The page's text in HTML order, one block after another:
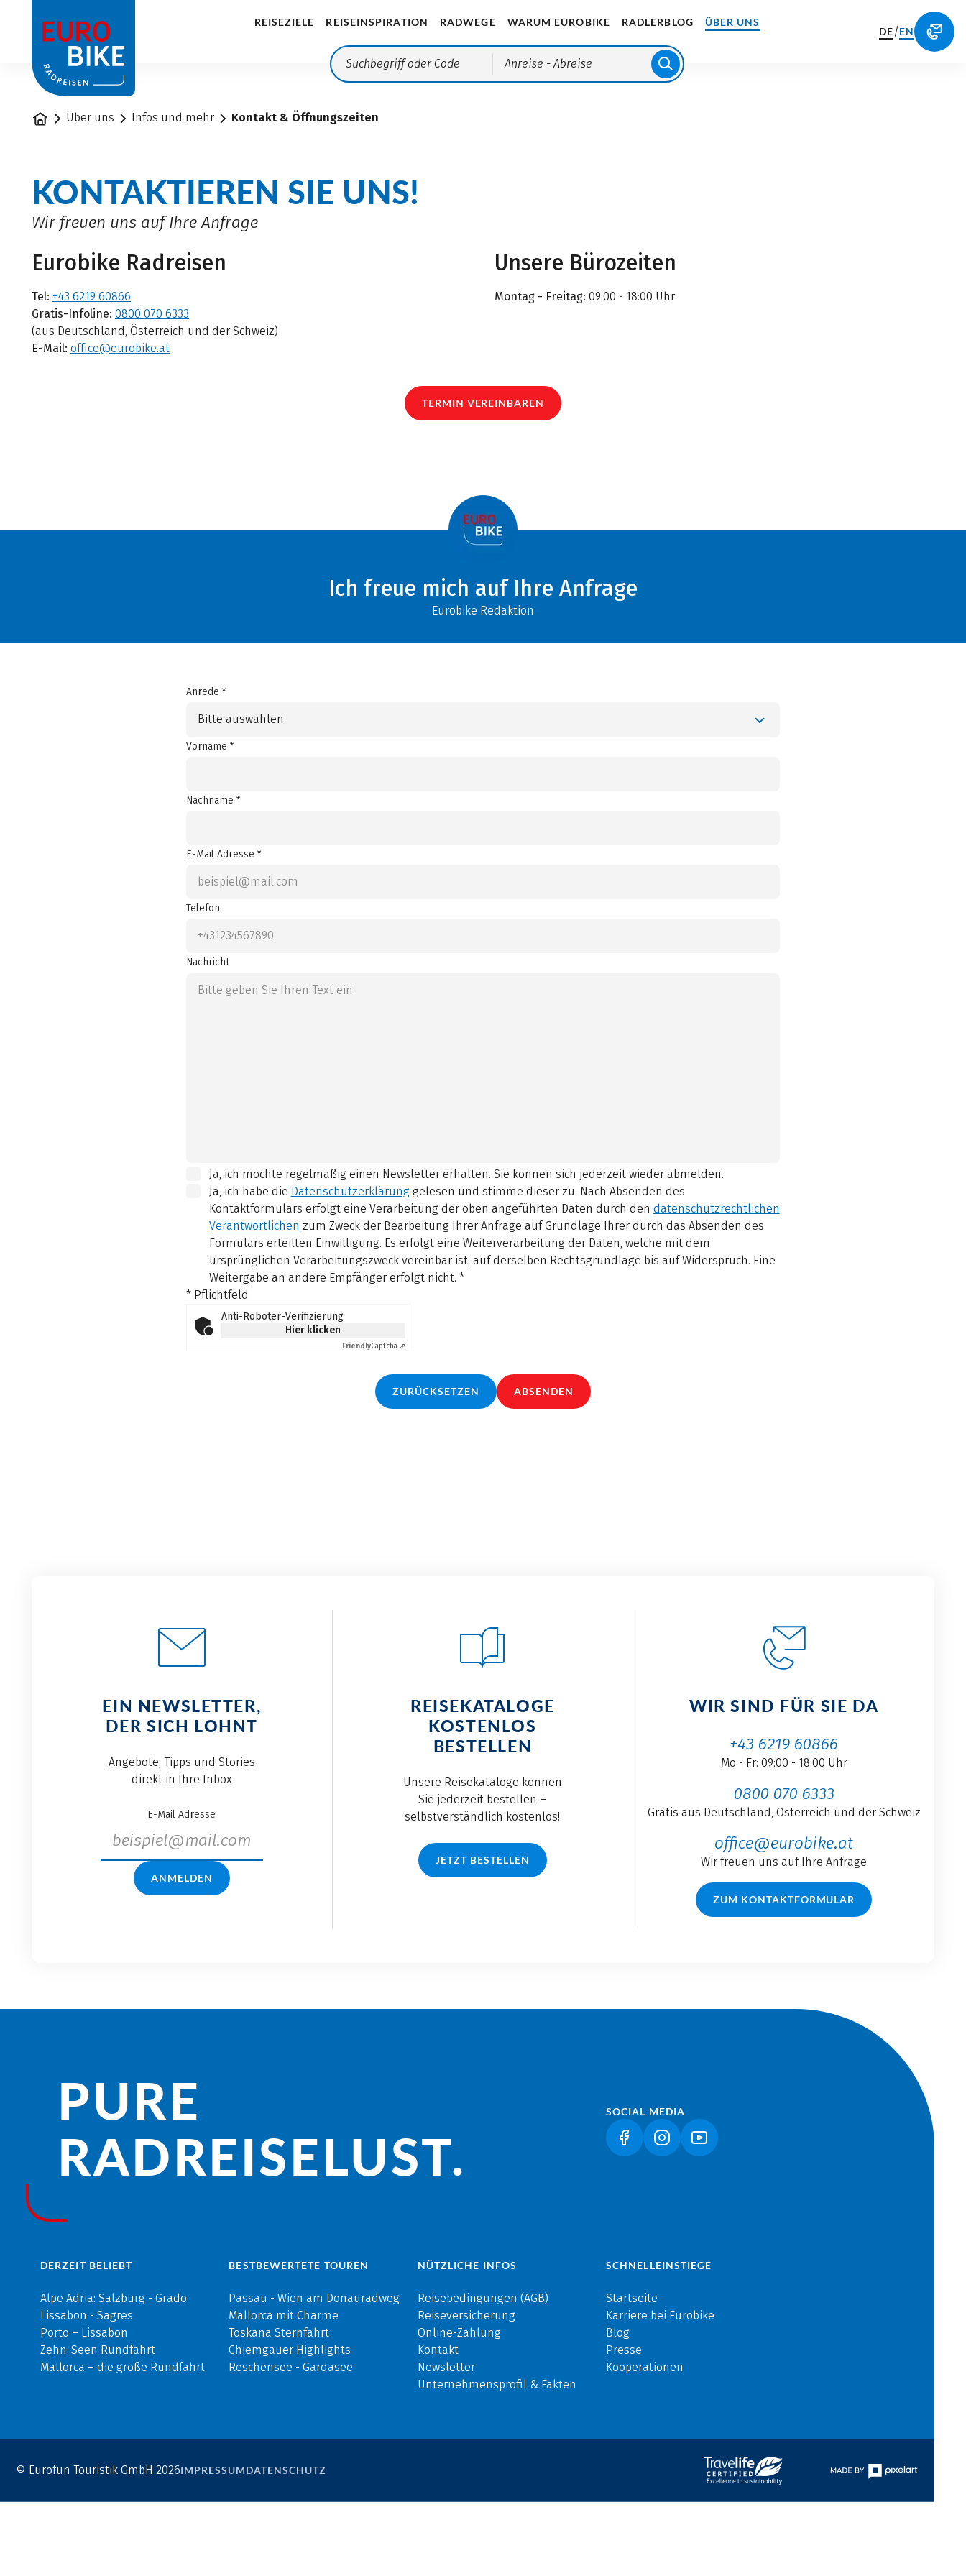
REISEZIELE REISEINSPIRATION RADWEGE WARUM EUROBIKE RADLERBLOG ÜBER UNS
Anreise - Abreise
DE/EN
StartseiteÜber uns Infos und mehr Kontakt & Öffnungszeiten
KONTAKTIEREN SIE UNS!
Wir freuen uns auf Ihre Anfrage
Eurobike Radreisen
Tel: +43 6219 60866
Gratis-Infoline: 0800 070 6333
(aus Deutschland, Österreich und der Schweiz)
E-Mail: office@eurobike.at
Unsere Bürozeiten
Montag - Freitag: 09:00 - 18:00 Uhr
TERMIN VEREINBAREN
Ich freue mich auf Ihre Anfrage
Eurobike Redaktion
Anrede *
Bitte auswählen
Vorname *
Nachname *
E-Mail Adresse *
Telefon
Nachricht
Ja, ich möchte regelmäßig einen Newsletter erhalten. Sie können sich jederzeit wieder abmelden.
Ja, ich habe die Datenschutzerklärunggelesen und stimme dieser zu. Nach Absenden des
Kontaktformulars erfolgt eine Verarbeitung der oben angeführten Daten durch den datenschutzrechtlichen
Verantwortlichen zum Zweck der Bearbeitung Ihrer Anfrage auf Grundlage Ihrer durch das Absenden des
Formulars erteilten Einwilligung. Es erfolgt eine Weiterverarbeitung der Daten, welche mit dem
ursprünglichen Verarbeitungszweck vereinbar ist, auf derselben Rechtsgrundlage bis auf Widerspruch. Eine
Weitergabe an andere Empfänger erfolgt nicht. *
* Pflichtfeld
Anti-Roboter-Verifizierung
Hier klicken
FriendlyCaptcha ⇗
ZURÜCKSETZEN ABSENDEN
EIN NEWSLETTER,
DER SICH LOHNT
Angebote, Tipps und Stories
direkt in Ihre Inbox
E-Mail Adresse
ANMELDEN
REISEKATALOGE
KOSTENLOS
BESTELLEN
Unsere Reisekataloge können
Sie jederzeit bestellen –
selbstverständlich kostenlos!
JETZT BESTELLEN
WIR SIND FÜR SIE DA
+43 6219 60866
Mo - Fr: 09:00 - 18:00 Uhr
0800 070 6333
Gratis aus Deutschland, Österreich und der Schweiz
office@eurobike.at
Wir freuen uns auf Ihre Anfrage
ZUM KONTAKTFORMULAR
PURE
RADREISE­LUST.
SOCIAL MEDIA
(LINK ÖFFNET IN NEUEM TAB)
(LINK ÖFFNET IN NEUEM TAB)
(LINK ÖFFNET IN NEUEM TAB)
DERZEIT BELIEBT
Alpe Adria: Salzburg - Grado
Lissabon - Sagres
Porto – Lissabon
Zehn-Seen Rundfahrt
Mallorca – die große Rundfahrt
BESTBEWERTETE TOUREN
Passau - Wien am Donauradweg
Mallorca mit Charme
Toskana Sternfahrt
Chiemgauer Highlights
Reschensee - Gardasee
NÜTZLICHE INFOS
Reisebedingungen (AGB)
Reiseversicherung
Online-Zahlung
Kontakt
Newsletter
Unternehmensprofil & Fakten
SCHNELLEINSTIEGE
Startseite
Karriere bei Eurobike
Blog
Presse
Kooperationen
© Eurofun Touristik GmbH 2026IMPRESSUMDATENSCHUTZ